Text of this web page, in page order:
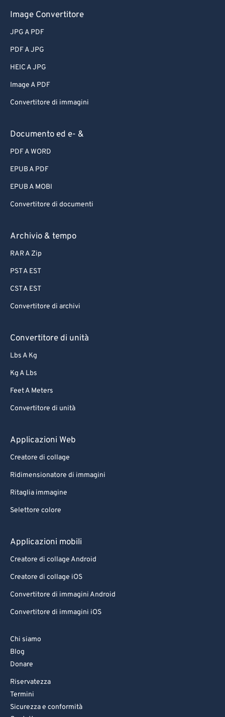
Image Convertitore
JPG A PDF
PDF A JPG
HEIC A JPG
Image A PDF
Convertitore di immagini
Documento ed e- &
PDF A WORD
EPUB A PDF
EPUB A MOBI
Convertitore di documenti
Archivio & tempo
RAR A Zip
PST A EST
CST A EST
Convertitore di archivi
Convertitore di unità
Lbs A Kg
Kg A Lbs
Feet A Meters
Convertitore di unità
Applicazioni Web
Creatore di collage
Ridimensionatore di immagini
Ritaglia immagine
Selettore colore
Applicazioni mobili
Creatore di collage Android
Creatore di collage iOS
Convertitore di immagini Android
Convertitore di immagini iOS
Chi siamo
Blog
Donare
Riservatezza
Termini
Sicurezza e conformità